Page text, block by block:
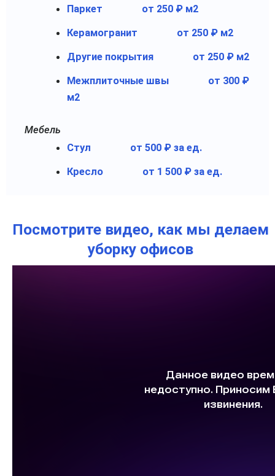
Паркет от 250 ₽ м2
Керамогранит от 250 ₽ м2
Другие покрытия от 250 ₽ м2
Межплиточные швы
от 300 ₽
м2
Мебель
Стул
от 500 ₽ за ед.
Кресло от 1 500 ₽ за ед.
Посмотрите видео, как мы делаем
уборку офисов